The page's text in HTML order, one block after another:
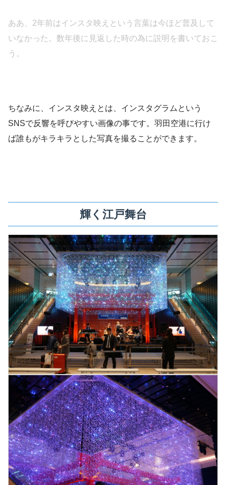
ああ、2年前はインスタ映えという言葉は今ほど普及して
いなかった。数年後に見返した時の為に説明を書いておこ
う。
ちなみに、インスタ映えとは、インスタグラムという
SNSで反響を呼びやすい画像の事です。羽田空港に行け
ば誰もがキラキラとした写真を撮ることができます。
輝く江戸舞台